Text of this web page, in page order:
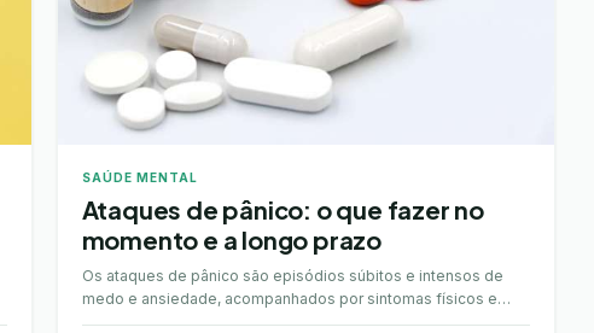
SAÚDE MENTAL
Ataques de pânico: o que fazer no
momento e a longo prazo
Os ataques de pânico são episódios súbitos e intensos de
medo e ansiedade, acompanhados por sintomas físicos e
psicológicos avassaladores. Podem surgir ine…